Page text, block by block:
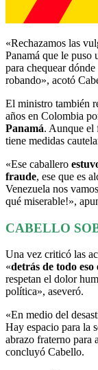
«Rechazamos las
Panamá que le puso
para chequear
robando», acotó
El ministro también
años en Colombia
Panamá. Aunque el
tiene medidas
«Ese caballero
fraude, ese que es
Venezuela nos
qué miserable!»,
CABELLO
Una vez criticó las
«detrás de todo eso
respetan el dolor
política», aseveró.
«En medio del
Hay espacio para la
abrazo fraterno para
concluyó Cabello.